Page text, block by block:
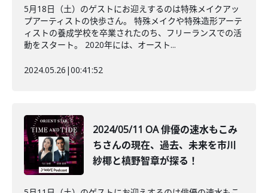
5月18日（土）のゲストにお迎えするのは特殊メイクアッ
プアーティストの快歩さん。 特殊メイクや特殊造形アーテ
ィストの養成学校を卒業されたのち、フリーランスでの活
動をスタート。 2020年には、オースト...
2024.05.26 |00:41:52
2024/05/11 OA 俳優の速水もこみ
ちさんの現在、過去、未来を市川
紗椰と槙野智章が探る！